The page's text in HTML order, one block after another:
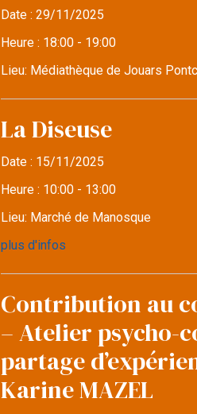
Date :29/11/2025
Heure : 18:00 - 19:00
Lieu: Médiathèque de Jouars
La Diseuse
Date : 15/11/2025
Heure : 10:00 - 13:00
Lieu: Marché de Manosque
plus d'infos
Contribution au
– Atelier psycho-
partage
Karine MAZEL